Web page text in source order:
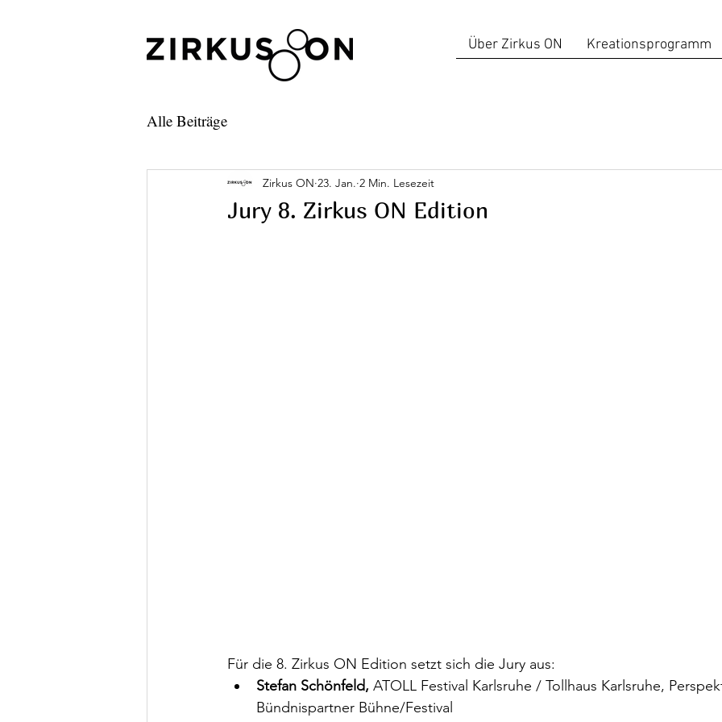
Über Zirkus ON Kreationsprogramm
Alle Beiträge
Jury 8. Zirkus ON Edition
Zirkus ON 23. Jan. 2 Min. Lesezeit
Für die 8. Zirkus ON Edition setzt sich die Jury aus:
Stefan Schönfeld, ATOLL Festival Karlsruhe / Tollhaus Karlsruhe,
Bündnispartner Bühne/Festival